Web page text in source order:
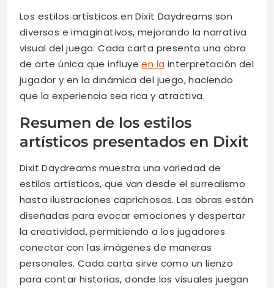
Los estilos artísticos en Dixit Daydreams son
diversos e imaginativos, mejorando la narrativa
visual del juego. Cada carta presenta una obra
de arte única que influyeen la interpretación del
jugador y en la dinámica del juego, haciendo
que la experiencia sea rica y atractiva.
Resumen de los estilos
artísticos presentados en Dixit
Dixit Daydreams muestra una variedad de
estilos artísticos, que van desde el surrealismo
hasta ilustraciones caprichosas. Las obras están
diseñadas para evocar emociones y despertar
la creatividad, permitiendo a los jugadores
conectar con las imágenes de maneras
personales. Cada carta sirve como un lienzo
para contar historias, donde los visuales juegan